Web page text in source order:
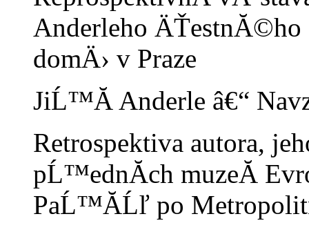
Anderleho ÄŤestnĂ©ho
domÄ› v Praze
JiĹ™Ă­ Anderle â€“
Retrospektiva autora,
pĹ™ednĂ­ch muzeĂ­
PaĹ™Ă­Ĺľ po